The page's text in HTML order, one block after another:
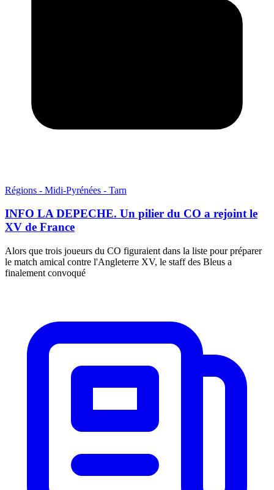
Régions - Midi-Pyrénées - Tarn
INFO LA DEPECHE. Un pilier du CO a rejoint le
XV de France
Alors que trois joueurs du CO figuraient dans la liste pour préparer
le match amical contre l'Angleterre XV, le staff des Bleus a
finalement convoqué